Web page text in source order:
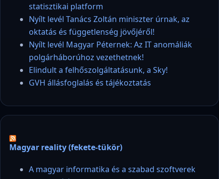
statisztikai platform
Nyílt levél Tanács Zoltán miniszter úrnak, az
oktatás és függetlenség jövőjéről!
Nyílt levél Magyar Péternek: Az IT anomáliák
polgárháborúhoz vezethetnek!
Elindult a felhőszolgáltatásunk, a Sky!
GVH állásfoglalás és tájékoztatás
Magyar reality (fekete-tükör)
A magyar informatika és a szabad szoftverek